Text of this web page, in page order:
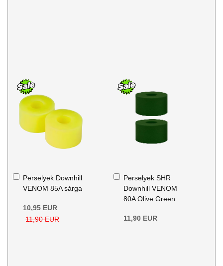
Perselyek Downhill
VENOM 85A sárga
10,95 EUR
11,90 EUR
Kosárba
Perselyek SHR
Downhill VENOM
80A Olive Green
11,90 EUR
Kosárba